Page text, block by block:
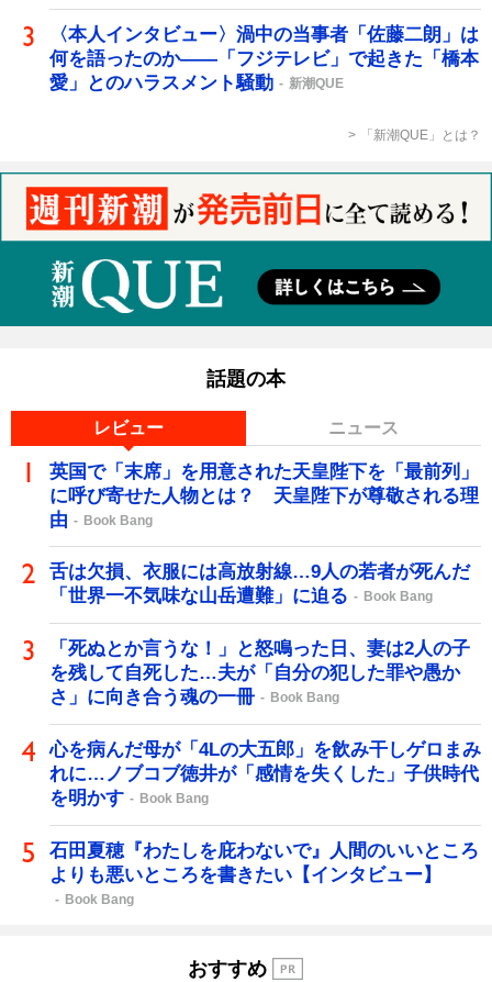
〈本人インタビュー〉渦中の当事者「佐藤二朗」は
何を語ったのか――「フジテレビ」で起きた「橋本
愛」とのハラスメント騒動
新潮QUE
「新潮QUE」とは？
話題の本
レビュー ニュース
英国で「末席」を用意された天皇陛下を「最前列」
に呼び寄せた人物とは？ 天皇陛下が尊敬される理
由
Book Bang
舌は欠損、衣服には高放射線…9人の若者が死んだ
「世界一不気味な山岳遭難」に迫る
Book Bang
「死ぬとか言うな！」と怒鳴った日、妻は2人の子
を残して自死した…夫が「自分の犯した罪や愚か
さ」に向き合う魂の一冊
Book Bang
心を病んだ母が「4Lの大五郎」を飲み干しゲロまみ
れに…ノブコブ徳井が「感情を失くした」子供時代
を明かす
Book Bang
石田夏穂『わたしを庇わないで』人間のいいところ
よりも悪いところを書きたい【インタビュー】
Book Bang
おすすめ